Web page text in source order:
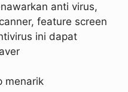
anti virus,
feature screen
ini dapat
menarik